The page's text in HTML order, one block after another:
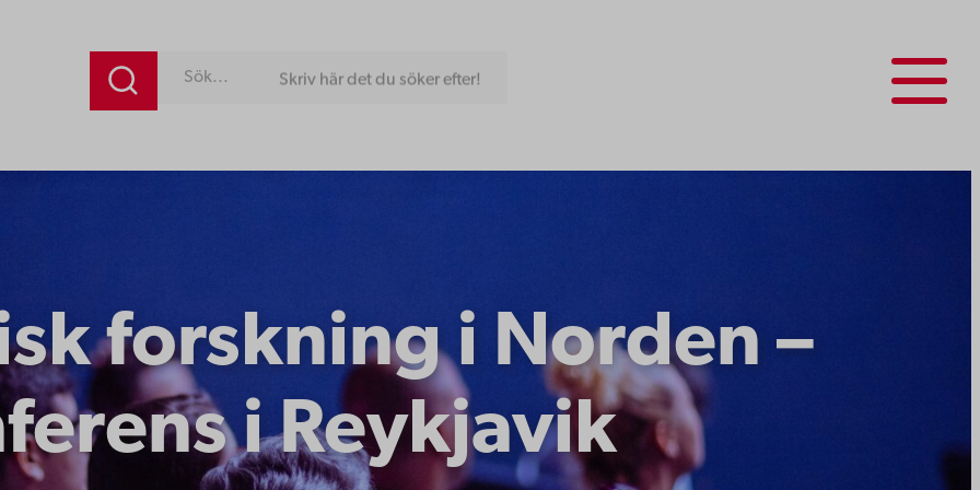
Skriv här det du söker efter!
Menu
forskning i Norden –
i Reykjavik